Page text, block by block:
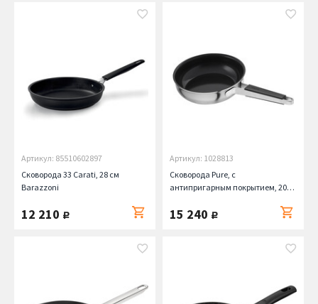
Артикул: 85510602897
Сковорода 33 Carati, 28 см
Barazzoni
12 210 руб.
Артикул: 1028813
Сковорода Pure, с
антипригарным покрытием, 20
15 240 руб.